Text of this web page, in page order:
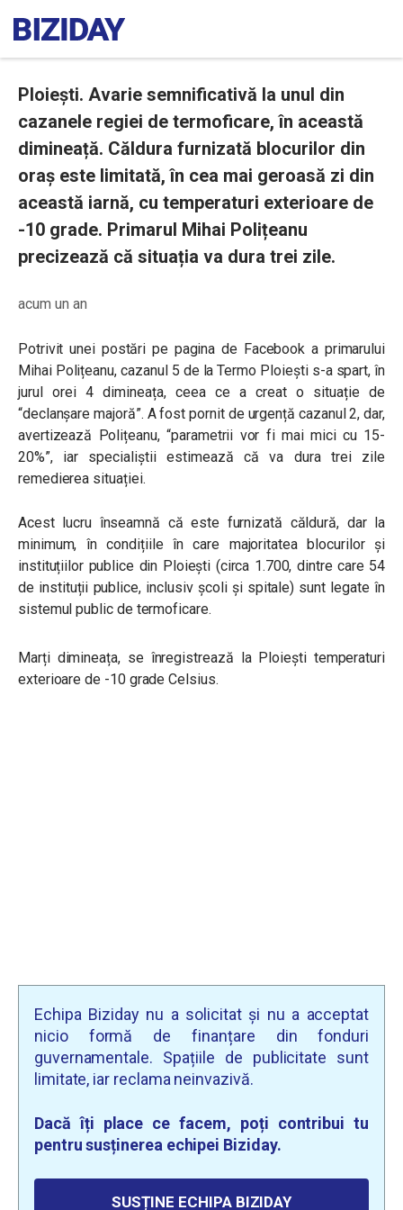
Ploiești. Avarie semnificativă la unul din
cazanele regiei de termoficare, în această
dimineață. Căldura furnizată blocurilor din
oraș este limitată, în cea mai geroasă zi din
această iarnă, cu temperaturi exterioare de
-10 grade. Primarul Mihai Polițeanu
precizează că situația va dura trei zile.
acum un an
Potrivit unei postări pe pagina de Facebook a primarului
Mihai Polițeanu, cazanul 5 de laTermo Ploiești s-a spart, în
jurul orei 4 dimineața, ceea ce a creat o situație de
“declanșare majoră”. A fost pornit de urgență cazanul 2, dar,
avertizează Polițeanu, “parametrii vor fi mai mici cu 15-
20%”, iar specialiștii estimează că va dura trei zile
remedierea situației.
Acest lucru înseamnă că este furnizată căldură, dar la
minimum, în condițiile în care majoritatea blocurilor și
instituțiilor publice din Ploiești (circa 1.700, dintre care 54
de instituții publice, inclusiv școli și spitale) sunt legate în
sistemul public de termoficare.
Marți dimineața, se înregistrează la Ploiești temperaturi
exterioare de -10 grade Celsius.
Echipa Biziday nu a solicitat și nu a acceptat
nicio formă de finanțare din fonduri
guvernamentale. Spațiile de publicitate sunt
limitate, iar reclama neinvazivă.
Dacă îți place ce facem, poți contribui tu
pentru susținerea echipei Biziday.
SUSȚINE ECHIPA BIZIDAY